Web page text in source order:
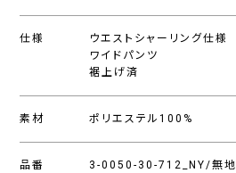
仕様
ウエストシャーリング仕様
ワイドパンツ
裾上げ済
素材 ポリエステル100%
品番 3-0050-30-712_NY/無地